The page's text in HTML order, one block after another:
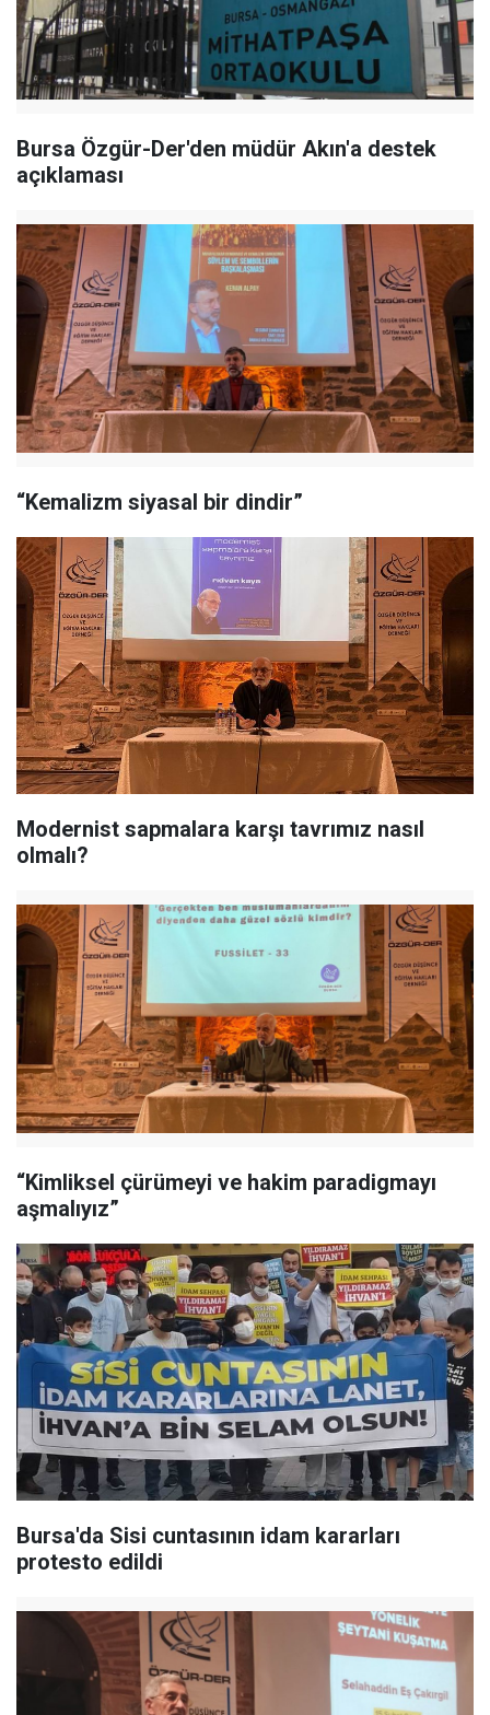
Bursa Özgür-Der'den müdür Akın'a destek
açıklaması
“Kemalizm siyasal bir dindir”
Modernist sapmalara karşı tavrımız nasıl
olmalı?
“Kimliksel çürümeyi ve hakim paradigmayı
aşmalıyız”
Bursa'da Sisi cuntasının idam kararları
protesto edildi